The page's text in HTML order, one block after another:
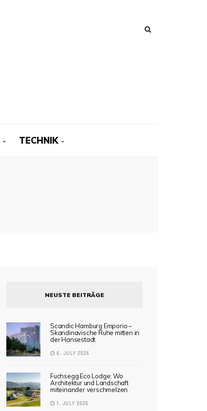
TECHNIK
NEUSTE BEITRÄGE
Scandic Hamburg Emporio –
Skandinavische Ruhe mitten in
der Hansestadt
6. JULY 2026
Fuchsegg Eco Lodge: Wo
Architektur und Landschaft
miteinander verschmelzen
1. JULY 2026